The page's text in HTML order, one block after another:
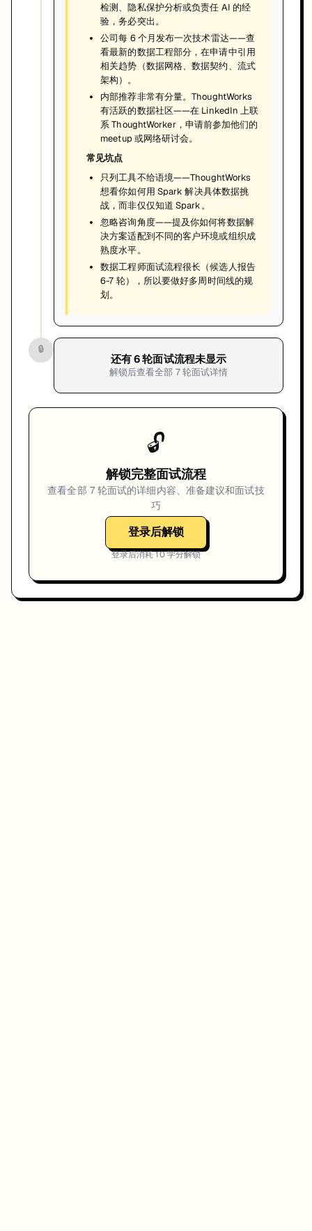
检测、隐私保护分析或负责任 AI 的经
验，务必突出。
公司每 6 个月发布一次技术雷达——查
看最新的数据工程部分，在申请中引用
相关趋势（数据网格、数据契约、流式
架构）。
内部推荐非常有分量。ThoughtWorks
有活跃的数据社区——在 LinkedIn 上联
系 ThoughtWorker，申请前参加他们的
meetup 或网络研讨会。
常见坑点
只列工具不给语境——ThoughtWorks
想看你如何用 Spark 解决具体数据挑
战，而非仅仅知道 Spark。
忽略咨询角度——提及你如何将数据解
决方案适配到不同的客户环境或组织成
熟度水平。
数据工程师面试流程很长（候选人报告
6-7 轮），所以要做好多周时间线的规
划。
🔒
还有6轮面试流程未显示
解锁后查看全部 7轮面试详情
🔓
解锁完整面试流程
查看全部 7轮面试的详细内容、准备建议和面试技
巧
登录后解锁
登录后消耗10学分解锁